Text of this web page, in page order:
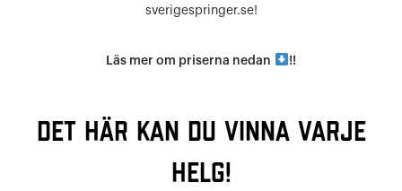
sverigespringer.se!
Läs mer om priserna nedan !!
DET HÄR KAN DU VINNA VARJE
HELG!